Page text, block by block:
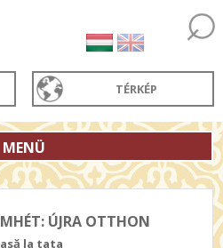
TÉRKÉP
MENÜ
ÚJRA OTTHON
la tata